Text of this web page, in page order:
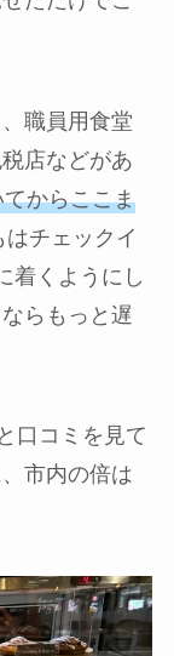
職員用食堂
店などがあ
からここま
チェックイ
着くようにし
らもっと遅
口コミを見て
市内の倍は